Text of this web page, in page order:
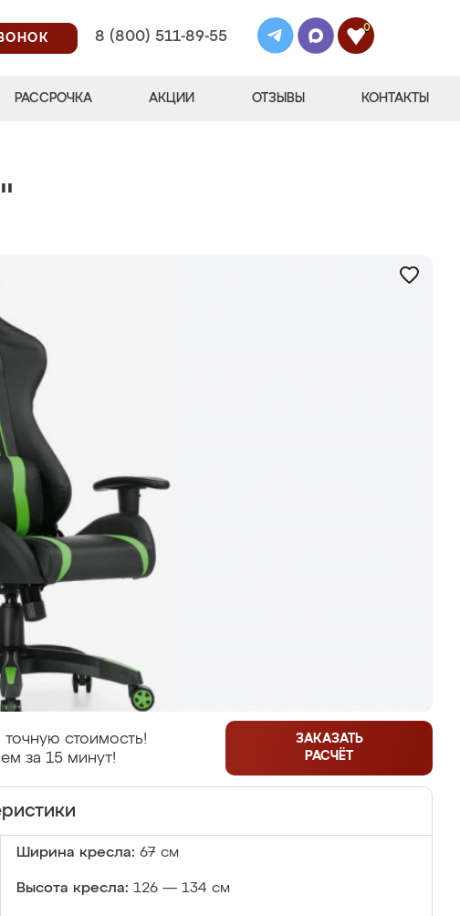
8 (800) 511-89-55
0
РАССРОЧКА АКЦИИ ОТЗЫВЫ КОНТАКТЫ
стоимость!
за 15 минут!
ЗАКАЗАТЬ
РАСЧЁТ
Ширина кресла: 67 см
Высота кресла: 126 — 134 см